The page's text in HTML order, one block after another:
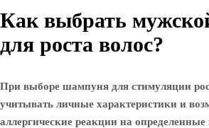
Как выбрать
для роста волос?
При выборе шампуня для стимуляции
учитывать личные характеристики и
аллергические реакции на